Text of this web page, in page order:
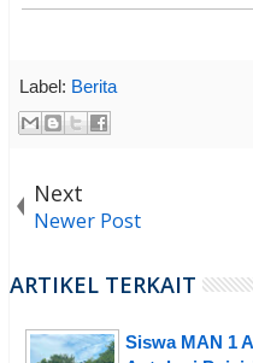
Label: Berita
Next
Newer Post
ARTIKEL TERKAIT
Siswa MAN 1